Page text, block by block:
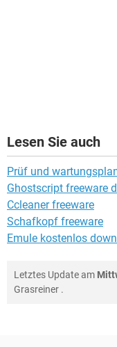
Lesen Sie auch
Prüf und
Ghostscript freeware
Ccleaner freeware
Schafkopf freeware
Emule kostenlos
Letztes Update am
Grasreiner .